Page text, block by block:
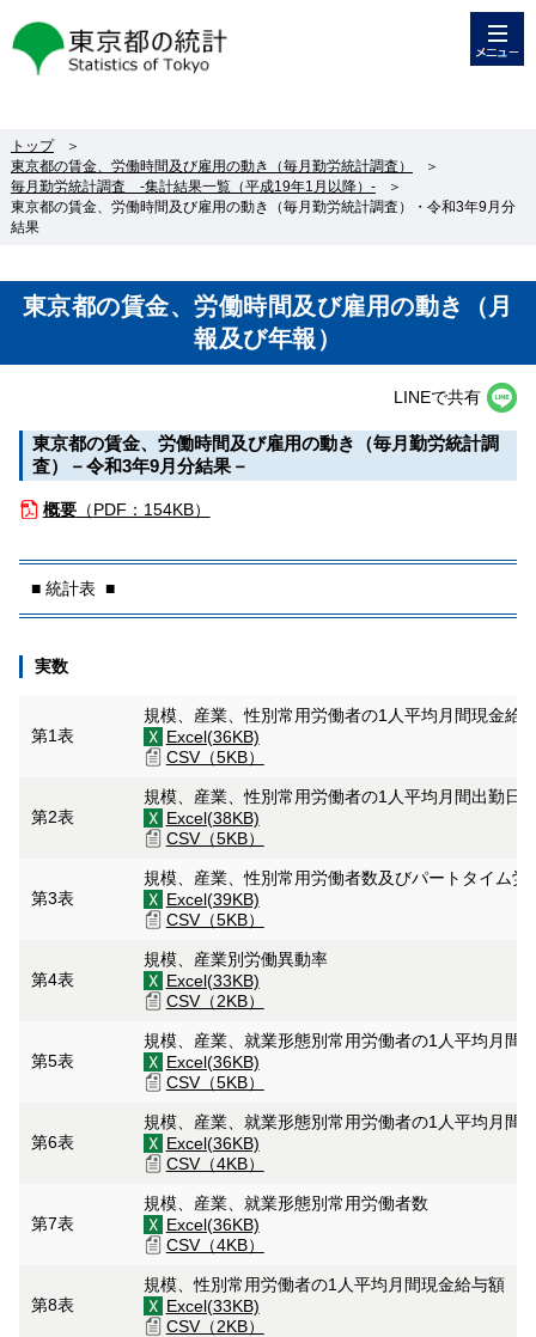
東京都の統計
トップ
＞
東京都の賃金、労働時間及び雇用の動き（毎月勤労統計調査）
＞
毎月勤労統計調査 -集計結果一覧（平成19年1月以降）-
＞
東京都の賃金、労働時間及び雇用の動き（毎月勤労統計調査）・令和3年9月分
結果
東京都の賃金、労働時間及び雇用の動き（月
報及び年報）
LINEで共有
東京都の賃金、労働時間及び雇用の動き（毎月勤労統計調
査）－令和3年9月分結果－
概要（PDF：154KB）
■ 統計表 ■
実数
第1表
規模、産業、性別常用労働者の1人平均月間現金給
Excel(36KB)
CSV（5KB）
第2表
規模、産業、性別常用労働者の1人平均月間出勤日
Excel(38KB)
CSV（5KB）
第3表
規模、産業、性別常用労働者数及びパートタイム
Excel(39KB)
CSV（5KB）
第4表
規模、産業別労働異動率
Excel(33KB)
CSV（2KB）
第5表
規模、産業、就業形態別常用労働者の1人平均月間
Excel(36KB)
CSV（5KB）
第6表
規模、産業、就業形態別常用労働者の1人平均月間
Excel(36KB)
CSV（4KB）
第7表
規模、産業、就業形態別常用労働者数
Excel(36KB)
CSV（4KB）
第8表
規模、性別常用労働者の1人平均月間現金給与額
Excel(33KB)
CSV（2KB）